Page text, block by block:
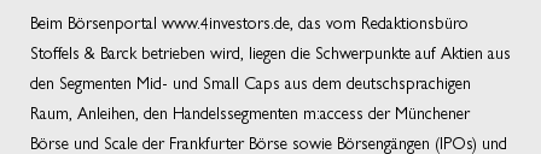
Beim Börsenportal www.4investors.de, das vom Redaktionsbüro
Stoffels & Barck betrieben wird, liegen die Schwerpunkte auf Aktien aus
den Segmenten Mid- und Small Caps aus dem deutschsprachigen
Raum, Anleihen, den Handelssegmenten m:access der Münchener
Börse und Scale der Frankfurter Börse sowie Börsengängen (IPOs) und